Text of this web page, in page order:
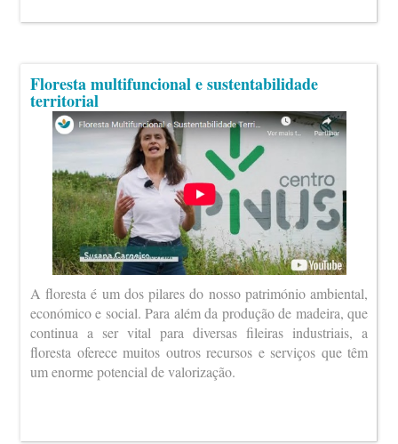
Floresta multifuncional e sustentabilidade
territorial
A floresta é um dos pilares do nosso património ambiental,
económico e social. Para além da produção de madeira, que
continua a ser vital para diversas fileiras industriais, a
floresta oferece muitos outros recursos e serviços que têm
um enorme potencial de valorização.